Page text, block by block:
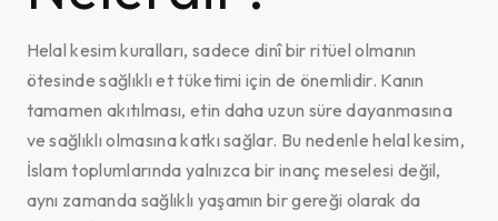
Helal kesim kuralları, sadece dinî bir ritüel olmanın
ötesinde sağlıklı et tüketimi için de önemlidir. Kanın
tamamen akıtılması, etin daha uzun süre dayanmasına
ve sağlıklı olmasına katkı sağlar. Bu nedenle helal kesim,
İslam toplumlarında yalnızca bir inanç meselesi değil,
aynı zamanda sağlıklı yaşamın bir gereği olarak da